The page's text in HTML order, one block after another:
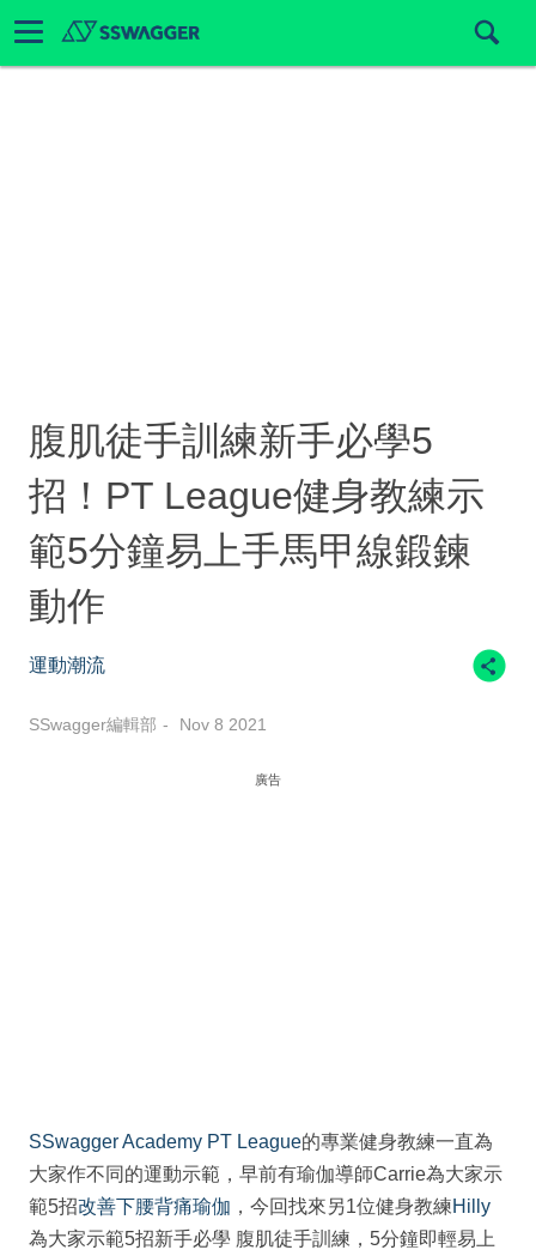
腹肌徒手訓練新手必學5
招！PT League健身教練示
範5分鐘易上手馬甲線鍛鍊
動作
運動潮流
SSwagger編輯部 Nov 8 2021
廣告
SSwagger Academy PT League的專業健身教練一直為
大家作不同的運動示範，早前有瑜伽導師Carrie為大家示
範5招改善下腰背痛瑜伽 ，今回找來另1位健身教練Hilly
為大家示範5招新手必學 腹肌徒手訓練，5分鐘即輕易上